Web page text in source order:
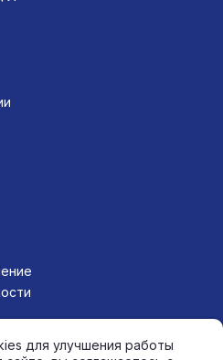
для улучшения работы